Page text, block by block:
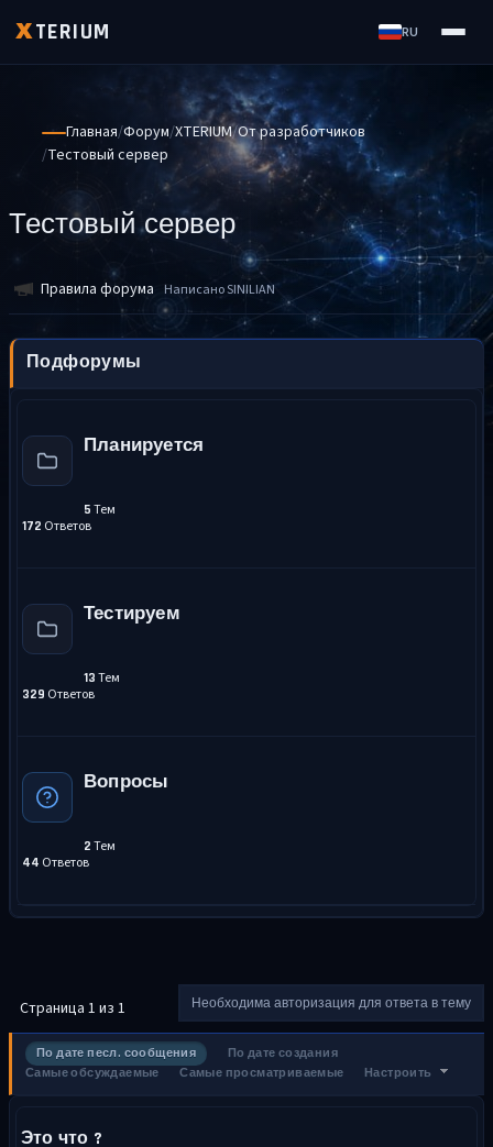
XTERIUM RU
Главная Форум XTERIUM От разработчиков
Тестовый сервер
Тестовый сервер
Правила форума Написано SINILIAN
Подфорумы
Планируется
5 Тем
172 Ответов
Тестируем
13 Тем
329 Ответов
Вопросы
2 Тем
44 Ответов
Страница 1 из 1 Необходима авторизация для ответа в тему
По дате песл. сообщения
По дате создания
Самые обсуждаемые
Самые просматриваемые Настроить
Это что ?